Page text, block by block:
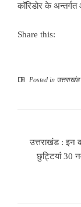
कॉरिडोर के
Share this:
Posted in
उत्तराखंड : इन
छुट्टियां 30